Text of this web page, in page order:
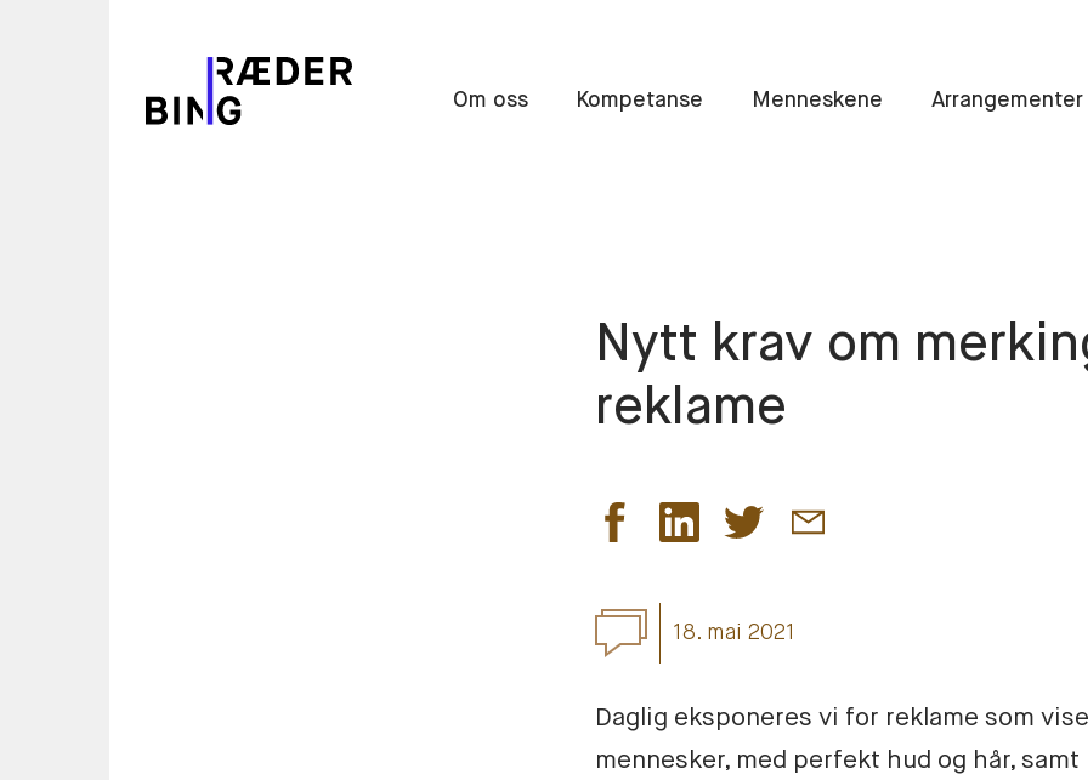
Om oss Kompetanse Menneskene Arrangementer
Nytt krav om
reklame
18. mai 2021
Daglig eksponeres vi for reklame som
mennesker, med perfekt hud og hår,